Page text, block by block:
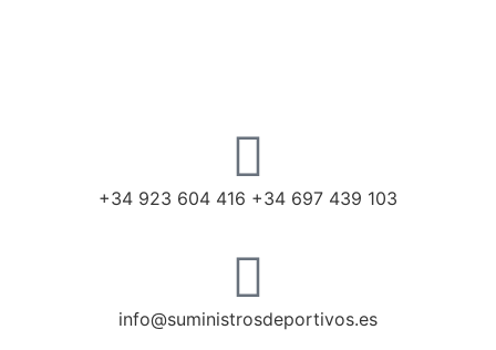
+34 923 604 416 +34 697 439 103
info@suministrosdeportivos.es